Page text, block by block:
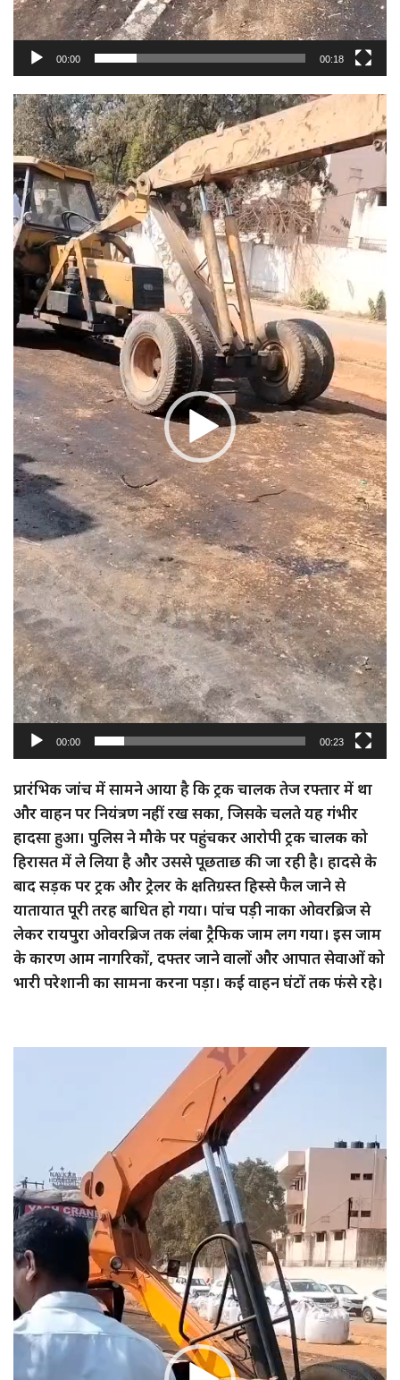
00:00 00:18
Video
Player
00:00 00:23
प्रारंभिक जांच में सामने आया है कि ट्रक चालक तेज रफ्तार में था
और वाहन पर नियंत्रण नहीं रख सका, जिसके चलते यह गंभीर
हादसा हुआ। पुलिस ने मौके पर पहुंचकर आरोपी ट्रक चालक को
हिरासत में ले लिया है और उससे पूछताछ की जा रही है। हादसे के
बाद सड़क पर ट्रक और ट्रेलर के क्षतिग्रस्त हिस्से फैल जाने से
यातायात पूरी तरह बाधित हो गया। पांच पड़ी नाका ओवरब्रिज से
लेकर रायपुरा ओवरब्रिज तक लंबा ट्रैफिक जाम लग गया। इस जाम
के कारण आम नागरिकों, दफ्तर जाने वालों और आपात सेवाओं को
भारी परेशानी का सामना करना पड़ा। कई वाहन घंटों तक फंसे रहे।